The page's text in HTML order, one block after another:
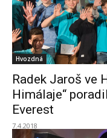
Hvozdná
Radek Jaroš ve
Himálaje“
Everest
7.4.2018